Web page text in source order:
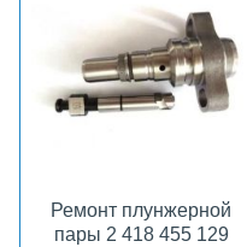
Ремонт плунжерной
пары 2 418 455 129